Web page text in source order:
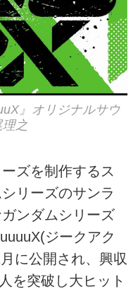
』オリジナルサウ
之
ズを制作するス
リーズのサンラ
ンダムシリーズ
ジークアク
に公開され、興収
を突破し大ヒット